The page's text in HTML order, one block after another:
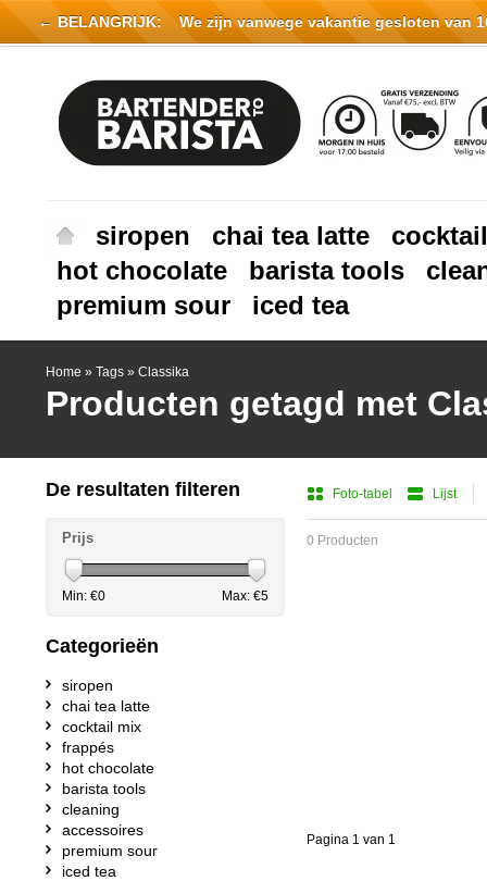
siropen chai tea latte
hot chocolate
barista tools
premium sour
iced tea
Home » Tags » Classika
Producten getagd met
Foto-tabel Lijst
0 Producten
Pagina 1 van 1
De resultaten filteren
Prijs
Min: €0 Max: €5
Categorieën
siropen
chai tea latte
cocktail mix
frappés
hot chocolate
barista tools
cleaning
accessoires
premium sour
iced tea
← BELANGRIJK: We zijn vanwege vakantie gesloten van